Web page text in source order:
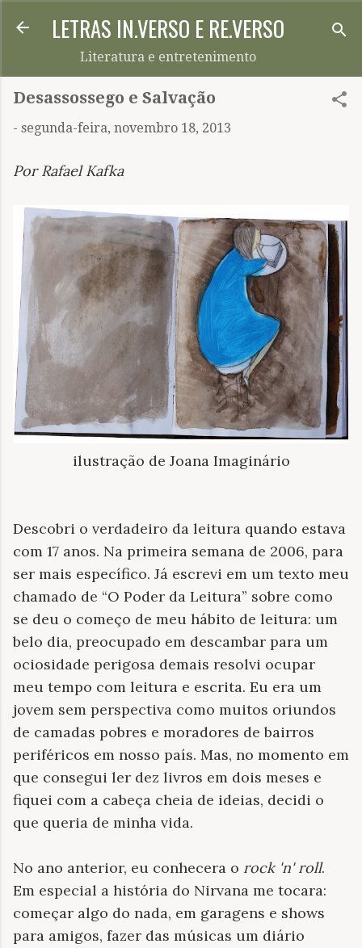
Pular para o conteúdo principal
LETRAS IN.VERSO E RE.VERSO
Literatura e entretenimento
Desassossego e Salvação
- segunda-feira, novembro 18, 2013
Por Rafael Kafka
ilustração de Joana Imaginário
Descobri o verdadeiro da leitura quando estava
com 17 anos. Na primeira semana de 2006, para
ser mais específico. Já escrevi em um texto meu
chamado de “O Poder da Leitura” sobre como
se deu o começo de meu hábito de leitura: um
belo dia, preocupado em descambar para um
ociosidade perigosa demais resolvi ocupar
meu tempo com leitura e escrita. Eu era um
jovem sem perspectiva como muitos oriundos
de camadas pobres e moradores de bairros
periféricos em nosso país. Mas, no momento em
que consegui ler dez livros em dois meses e
fiquei com a cabeça cheia de ideias, decidi o
que queria de minha vida.
No ano anterior, eu conhecera o rock 'n' roll.
Em especial a história do Nirvana me tocara:
começar algo do nada, em garagens e shows
para amigos, fazer das músicas um diário